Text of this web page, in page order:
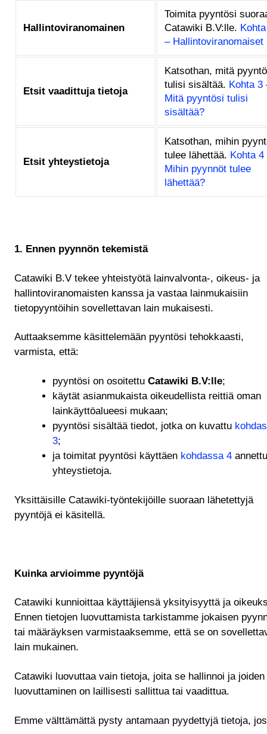
Hallintoviranomainen
Toimita pyyntösi
Catawiki B.V:lle.
– Hallintoviranomaiset
Etsit vaadittuja tietoja
Katsothan, mitä
tulisi sisältää. Kohta 3
Mitä pyyntösi tulisi
sisältää?
Etsit yhteystietoja
Katsothan, mihin
tulee lähettää. Kohta 4
Mihin pyynnöt tulee
lähettää?
1. Ennen pyynnön tekemistä
Catawiki B.V tekee yhteistyötä lainvalvonta-, oikeus- ja
hallintoviranomaisten kanssa ja vastaa lainmukaisiin
tietopyyntöihin sovellettavan lain mukaisesti.
Auttaaksemme käsittelemään pyyntösi tehokkaasti,
varmista, että:
pyyntösi on osoitettu Catawiki B.V:lle;
käytät asianmukaista oikeudellista reittiä oman
lainkäyttöalueesi mukaan;
pyyntösi sisältää tiedot, jotka on kuvattu
3;
ja toimitat pyyntösi käyttäen kohdassa 4
yhteystietoja.
Yksittäisille Catawiki-työntekijöille suoraan lähetettyjä
pyyntöjä ei käsitellä.
Kuinka arvioimme pyyntöjä
Catawiki kunnioittaa käyttäjiensä yksityisyyttä ja
Ennen tietojen luovuttamista tarkistamme jokaisen
tai määräyksen varmistaaksemme, että se on
lain mukainen.
Catawiki luovuttaa vain tietoja, joita se hallinnoi ja joiden
luovuttaminen on laillisesti sallittua tai vaadittua.
Emme välttämättä pysty antamaan pyydettyjä tietoja,